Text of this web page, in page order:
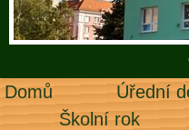
Domů Úřední
Školní rok